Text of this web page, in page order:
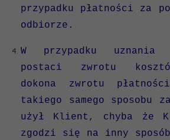
przypadku płatności za
odbiorze.
W przypadku
postaci zwrotu
dokona zwrotu
takiego samego sposobu
użył Klient, chyba że
zgodzi się na inny